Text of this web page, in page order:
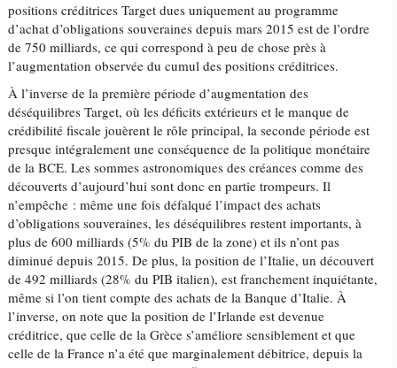
positions créditrices Target dues uniquement au programme
d’achat d’obligations souveraines depuis mars 2015 est de l’ordre
de 750 milliards, ce qui correspond à peu de chose près à
l’augmentation observée du cumul des positions créditrices.
À l’inverse de la première période d’augmentation des
déséquilibres Target, où les déficits extérieurs et le manque de
crédibilité fiscale jouèrent le rôle principal, la seconde période est
presque intégralement une conséquence de la politique monétaire
de la BCE. Les sommes astronomiques des créances comme des
découverts d’aujourd’hui sont donc en partie trompeurs. Il
n’empêche : même une fois défalqué l’impact des achats
d’obligations souveraines, les déséquilibres restent importants, à
plus de 600 milliards (5% du PIB de la zone) et ils n’ont pas
diminué depuis 2015. De plus, la position de l’Italie, un découvert
de 492 milliards (28% du PIB italien), est franchement inquiétante,
même si l’on tient compte des achats de la Banque d’Italie. À
l’inverse, on note que la position de l’Irlande est devenue
créditrice, que celle de la Grèce s’améliore sensiblement et que
celle de la France n’a été que marginalement débitrice, depuis la